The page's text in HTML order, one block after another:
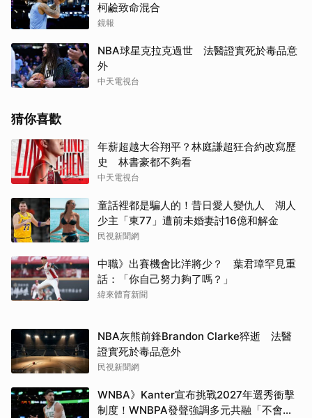
柯鹼致命混合
鏡報
NBA球星克拉克過世 法醫證實死於毒品意
外
中天電視台
猜你喜歡
年薪超越大谷翔平？林庭謙超狂合約改寫歷
史 林書豪都不夠看
中天電視台
童話裡都是騙人的！昔日愛人變仇人 湖人
少主「東77」遭前未婚妻討16億和解金
民視新聞網
中職》出賽機會比洋將少？ 葉君璋罕見重
話：「你自己努力夠了嗎？」
緯來體育新聞
NBA灰熊前鋒Brandon Clarke猝逝 法醫
證實死於毒品意外
民視新聞網
WNBA》Kanter宣布挑戰2027年選秀衝擊
制度！WNBPA發聲強調多元共融「不會成